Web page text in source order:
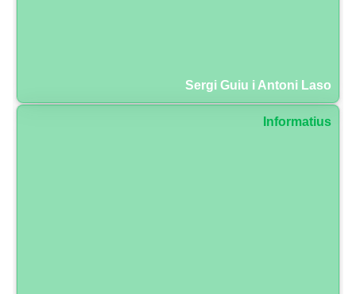
Sergi Guiu i Antoni Laso
Informatius